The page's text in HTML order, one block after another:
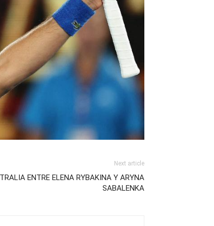
Next article
ENTRE ELENA RYBAKINA Y ARYNA
SABALENKA